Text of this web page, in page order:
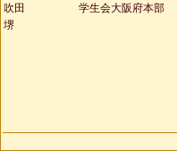
吹田
堺
学生会大阪府本部